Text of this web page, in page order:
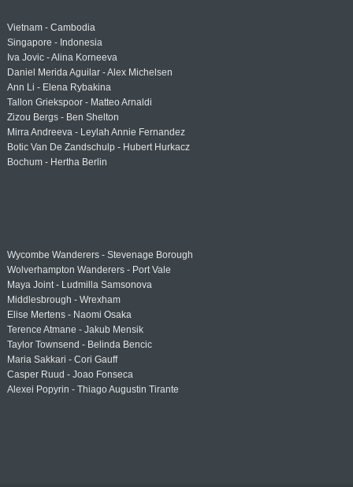
Vietnam - Cambodia
Singapore - Indonesia
Iva Jovic - Alina Korneeva
Daniel Merida Aguilar - Alex Michelsen
Ann Li - Elena Rybakina
Tallon Griekspoor - Matteo Arnaldi
Zizou Bergs - Ben Shelton
Mirra Andreeva - Leylah Annie Fernandez
Botic Van De Zandschulp - Hubert Hurkacz
Bochum - Hertha Berlin
Wycombe Wanderers - Stevenage Borough
Wolverhampton Wanderers - Port Vale
Maya Joint - Ludmilla Samsonova
Middlesbrough - Wrexham
Elise Mertens - Naomi Osaka
Terence Atmane - Jakub Mensik
Taylor Townsend - Belinda Bencic
Maria Sakkari - Cori Gauff
Casper Ruud - Joao Fonseca
Alexei Popyrin - Thiago Augustin Tirante